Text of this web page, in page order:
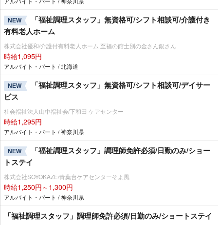
NEW
「福祉調理スタッフ」無資格可/シフト相談可/介護付き
有料老人ホーム
株式会社優和/介護付有料老人ホーム 至福の館士別の金さん銀さん
時給1,095円
アルバイト・パート / 北海道
NEW
「福祉調理スタッフ」無資格可/シフト相談可/デイサー
ビス
社会福祉法人山中福祉会/下和田 ケアセンター
時給1,295円
アルバイト・パート / 神奈川県
NEW
「福祉調理スタッフ」調理師免許必須/日勤のみ/ショー
トステイ
株式会社SOYOKAZE/青葉台ケアセンターそよ風
時給1,250円～1,300円
アルバイト・パート / 神奈川県
「福祉調理スタッフ」調理師免許必須/日勤のみ/ショートステイ